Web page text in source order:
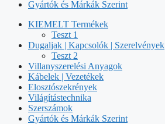
Gyártók és Márkák Szerint
KIEMELT Termékek
Teszt 1
Dugaljak | Kapcsolók | Szerelvények
Teszt 2
Villanyszerelési Anyagok
Kábelek | Vezetékek
Elosztószekrények
Világítástechnika
Szerszámok
Gyártók és Márkák Szerint